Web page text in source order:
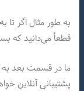
به طور مثال اگر
قطعاً می‌دانید که
ما در قسمت بعد به
پشتیبانی آنلاین